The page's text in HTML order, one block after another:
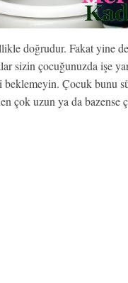
doğrudur. Fakat yine
sizin çocuğunuzda işe
Çocuk bunu
çok uzun ya da bazense